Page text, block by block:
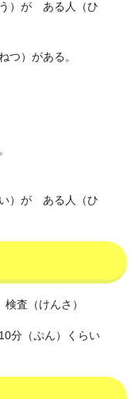
）が ある人（ひ
）がある。
）が ある人（ひ
査（けんさ）
分（ぷん）くらい